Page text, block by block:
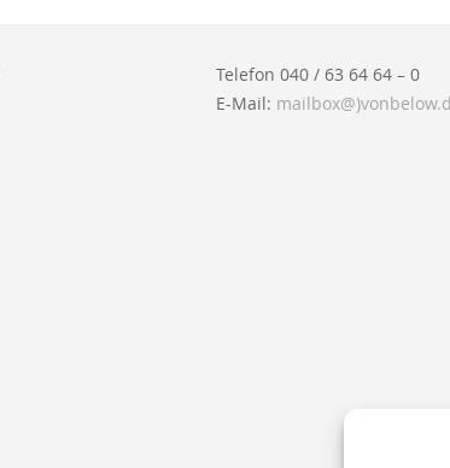
Telefon 040 / 63 64 64 – 0
E-Mail: